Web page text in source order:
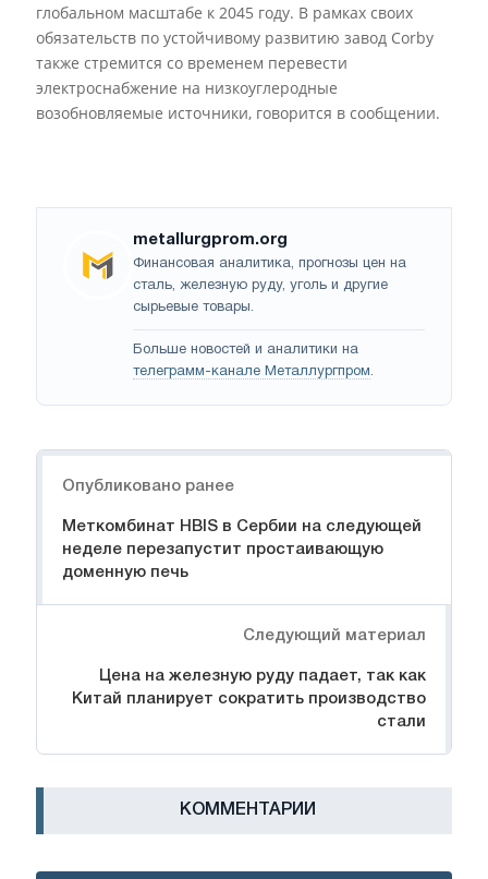
глобальном масштабе к 2045 году. В рамках своих
обязательств по устойчивому развитию завод Corby
также стремится со временем перевести
электроснабжение на низкоуглеродные
возобновляемые источники, говорится в сообщении.
metallurgprom.org
Финансовая аналитика, прогнозы цен на
сталь, железную руду, уголь и другие
сырьевые товары.
Больше новостей и аналитики на
телеграмм-канале Металлургпром.
Опубликовано ранее
Меткомбинат HBIS в Сербии на следующей
неделе перезапустит простаивающую
доменную печь
Следующий материал
Цена на железную руду падает, так как
Китай планирует сократить производство
стали
КОММЕНТАРИИ